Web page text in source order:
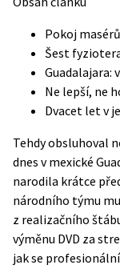
Pokoj
Šest
Guadalajara:
Ne lepší, ne
Dvacet let v
Tehdy obsluhoval
dnes v mexické
narodila krátce
národního týmu
z realizačního
výměnu DVD za
jak se